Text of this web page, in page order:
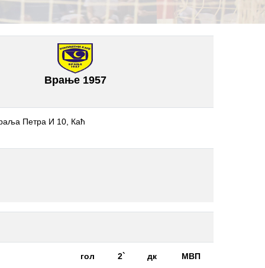
Врање 1957
Петра И 10, Каћ
гол 2` дк МВП